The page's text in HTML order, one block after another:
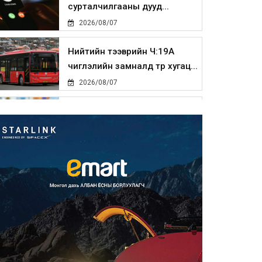
сурталчилгааны дууд...
2026/08/07
Нийтийн тээврийн Ч:19А
чиглэлийн замналд түр хугац...
2026/08/07
2026/08/07
Улаанбаатарт өдөртөө 30 хэм
дулаан
2026/08/07
Улсын чанартай хатуу
хучилттай авто замын талаас
и...